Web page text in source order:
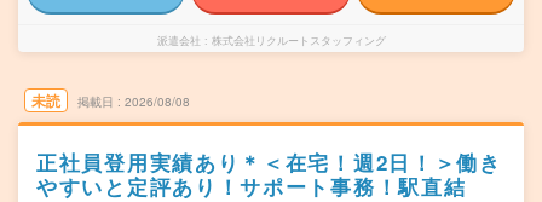
派遣会社 株式会社リクルートスタッフィング
未読 掲載日 2026/08/08
正社員登用実績あり＊＜在宅！週2日！＞働き
やすいと定評あり！サポート事務！駅直結